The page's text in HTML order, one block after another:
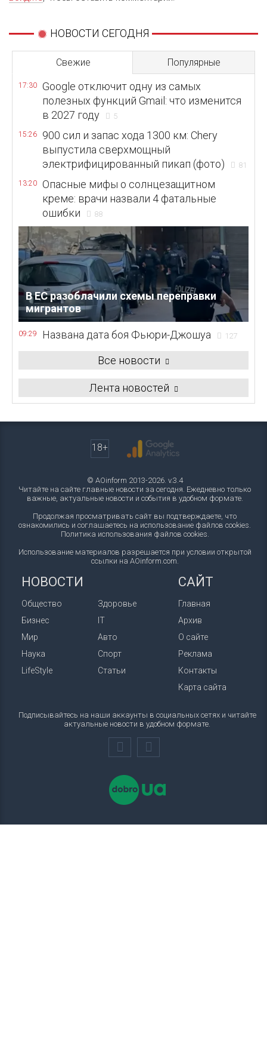
НОВОСТИ СЕГОДНЯ
Свежие Популярные
17:30
Google отключит одну из самых
полезных функций Gmail: что изменится
в 2027 году
5
15:26
900 сил и запас хода 1300 км: Chery
выпустила сверхмощный
электрифицированный пикап (фото)
81
13:20
Опасные мифы о солнцезащитном
креме: врачи назвали 4 фатальные
ошибки
88
В ЕС разоблачили схемы переправки
мигрантов
09:29 Названа дата боя Фьюри-Джошуа 127
Все новости
Лента новостей
18+
© AOinform 2013-2026. v.3.4
Читайте на сайте главные новости за сегодня. Ежедневно только
важные, актуальные новости и события в удобном формате.
Продолжая просматривать сайт вы подтверждаете, что
ознакомились и соглашаетесь на использование файлов cookies.
Политика использования файлов cookies.
Использование материалов разрешается при условии открытой
ссылки на AOinform.com.
НОВОСТИ
Общество
Бизнес
Мир
Наука
LifeStyle
Здоровье
IT
Авто
Спорт
Статьи
САЙТ
Главная
Архив
О сайте
Реклама
Контакты
Карта сайта
Подписывайтесь на наши аккаунты в социальных сетях и читайте
актуальные новости в удобном формате.